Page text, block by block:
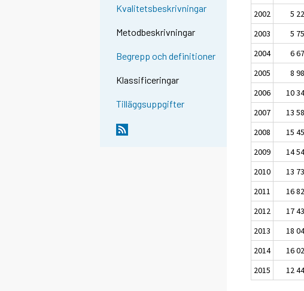
Kvalitetsbeskrivningar
Metodbeskrivningar
Begrepp och definitioner
Klassificeringar
Tilläggsuppgifter
2002
5
2003
5
2004
6
2005
8
2006
10
2007
13
2008
15
2009
14
2010
13
2011
16
2012
17
2013
18
2014
16
2015
12